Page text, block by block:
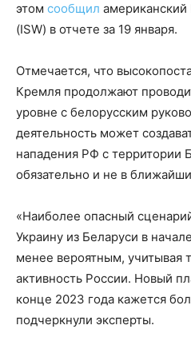
этом сообщил американский
(ISW) в отчете за 19 января.
Отмечается, что
Кремля продолжают
уровне с белорусским
деятельность может
нападения РФ с территории
обязательно и не в
«Наиболее опасный
Украину из Беларуси в
менее вероятным, учитывая
активность России. Новый
конце 2023 года кажется
подчеркнули эксперты.